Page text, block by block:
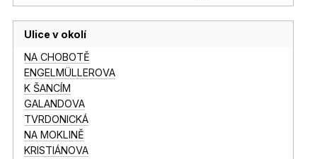
Ulice v okolí
NA CHOBOTĚ
ENGELMÜLLEROVA
K ŠANCÍM
GALANDOVA
TVRDONICKÁ
NA MOKLINĚ
KRISTIÁNOVA